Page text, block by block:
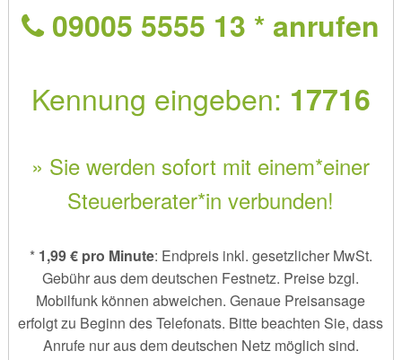
09005 5555 13 * anrufen
Kennung eingeben: 17716
» Sie werden sofort mit einem*einer
Steuerberater*in verbunden!
* 1,99 € pro Minute: Endpreis inkl. gesetzlicher MwSt.
Gebühr aus dem deutschen Festnetz. Preise bzgl.
Mobilfunk können abweichen. Genaue Preisansage
erfolgt zu Beginn des Telefonats. Bitte beachten Sie, dass
Anrufe nur aus dem deutschen Netz möglich sind.